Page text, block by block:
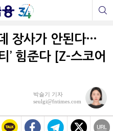
장사가 안된다…
’ 힘준다 [Z-스코어
박슬기 기자
seulgi@fntimes.com